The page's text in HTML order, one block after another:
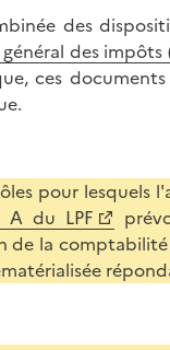
des
des impôts
ces
pour lesquels
du LPF
de la